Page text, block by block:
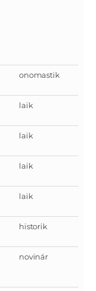
onomastik
laik
laik
laik
laik
historik
novinár